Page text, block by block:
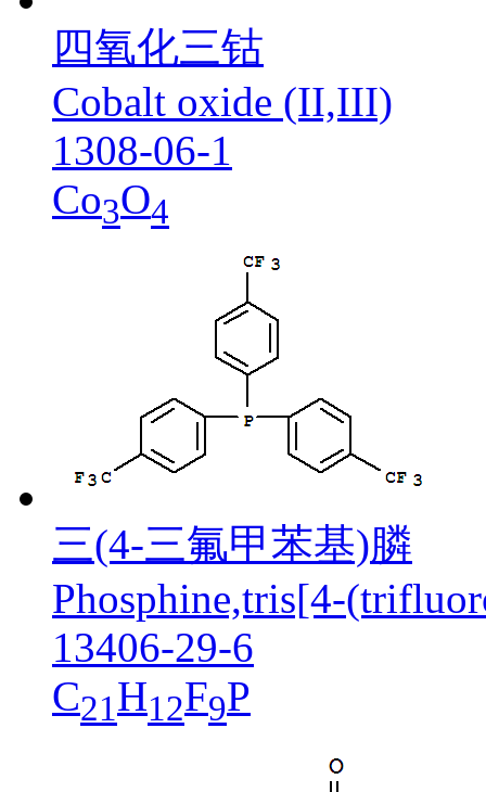
四氧化三钴
Cobalt oxide (II,III)
1308-06-1
Co3O4
三(4-三氟甲苯基)膦
Phosphine,tris[4-
13406-29-6
C21H12F9P